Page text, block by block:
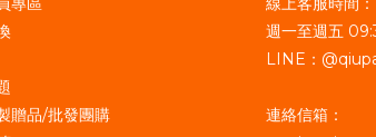
贈品/批發團購
週一至週五
LINE：
連絡信箱：